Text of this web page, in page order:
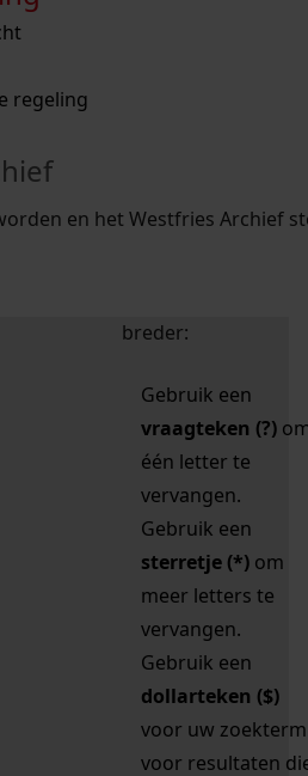
een aantal zoektips.
een aantal zoektips.
regeling
en het Westfries Archief
uw zoekopdracht te
breder:
Gebruik een
vraagteken (?)
één letter te
vervangen.
Gebruik een
sterretje (*) om
meer letters te
vervangen.
Gebruik een
dollarteken ($)
voor uw zoekterm
voor resultaten